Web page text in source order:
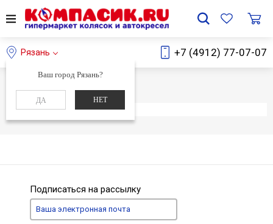
Рязань
Ваш город Рязань?
ДА НЕТ
+7 (4912) 77-07-07
Главная Каталог
Элемент не найден
Подписаться на рассылку